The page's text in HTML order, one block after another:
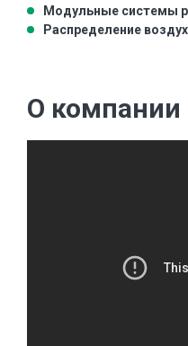
Модульные системы
Распределение
О компании